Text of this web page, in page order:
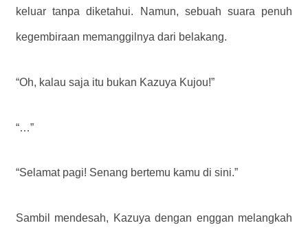
keluar tanpa diketahui. Namun, sebuah suara penuh
kegembiraan memanggilnya dari belakang.
“Oh, kalau saja itu bukan Kazuya Kujou!”
“…”
“Selamat pagi! Senang bertemu kamu di sini.”
Sambil mendesah, Kazuya dengan enggan melangkah